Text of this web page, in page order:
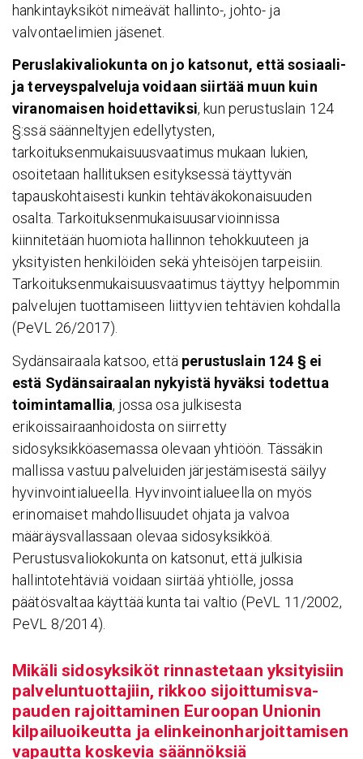
hankintayksiköt nimeävät hallinto-, johto- ja
valvontaelimien jäsenet.
Peruslakivaliokunta on jo katsonut, että sosiaali-
ja terveyspalveluja voidaan siirtää muun kuin
viranomaisen hoidettaviksi, kun perustuslain 124
§:ssä säänneltyjen edellytysten,
tarkoituksenmukaisuusvaatimus mukaan lukien,
osoitetaan hallituksen esityksessä täyttyvän
tapauskohtaisesti kunkin tehtäväkokonaisuuden
osalta. Tarkoituksenmukaisuusarvioinnissa
kiinnitetään huomiota hallinnon tehokkuuteen ja
yksityisten henkilöiden sekä yhteisöjen tarpeisiin.
Tarkoituksenmukaisuusvaatimus täyttyy helpommin
palvelujen tuottamiseen liittyvien tehtävien kohdalla
(PeVL 26/2017).
Sydänsairaala katsoo, että perustuslain 124 § ei
estä Sydänsairaalan nykyistä hyväksi todettua
toimintamallia, jossa osa julkisesta
erikoissairaanhoidosta on siirretty
sidosyksikköasemassa olevaan yhtiöön. Tässäkin
mallissa vastuu palveluiden järjestämisestä säilyy
hyvinvointialueella. Hyvinvointialueella on myös
erinomaiset mahdollisuudet ohjata ja valvoa
määräysvallassaan olevaa sidosyksikköä.
Perustusvaliokokunta on katsonut, että julkisia
hallintotehtäviä voidaan siirtää yhtiölle, jossa
päätösvaltaa käyttää kunta tai valtio (PeVL 11/2002,
PeVL 8/2014).
Mikäli sido­syk­siköt rinnas­te­taan yksi­tyi­siin
palve­lun­tuot­ta­jiin, rikkoo sijoit­tu­mis­va­
pauden rajoit­ta­minen Euroopan Unionin
kilpai­luoi­keutta ja elin­kei­non­har­joit­ta­misen
vapautta koskevia sään­nöksiä